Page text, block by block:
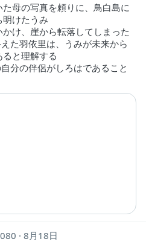
母の写真を頼りに、鳥白島に
けたうみ
け、崖から転落してしまった
た羽依里は、うみが未来から
と理解する
分の伴侶がしろはであること
8月18日